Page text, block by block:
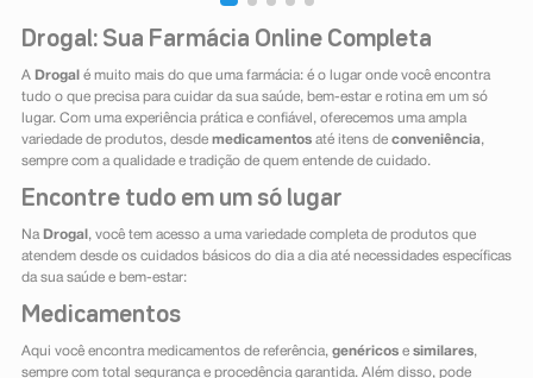
Drogal: Sua Farmácia Online Completa
A Drogal é muito mais do que uma farmácia: é o lugar onde você encontra
tudo o que precisa para cuidar da sua saúde, bem-estar e rotina em um só
lugar. Com uma experiência prática e confiável, oferecemos uma ampla
variedade de produtos, desde medicamentosaté itens de conveniência,
sempre com a qualidade e tradição de quem entende de cuidado.
Encontre tudo em um só lugar
Na Drogal , você tem acesso a uma variedade completa de produtos que
atendem desde os cuidados básicos do dia a dia até necessidades específicas
da sua saúde e bem-estar:
Medicamentos
Aqui você encontra medicamentos de referência, genéricose similares,
sempre com total segurança e procedência garantida. Além disso, pode